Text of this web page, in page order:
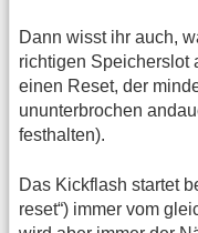
Dann wisst ihr auch,
richtigen Speicherslot
einen Reset, der
ununterbrochen
festhalten).
Das Kickflash startet
reset“) immer vom